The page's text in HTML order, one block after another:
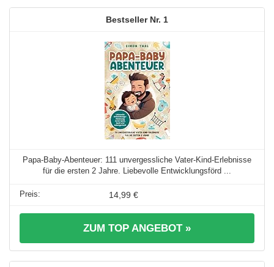
1
Papa-Baby-Abenteuer: 111 unvergessliche Vater-Kind-Erlebnisse
für die ersten 2 Jahre. Liebevolle Entwicklungsförd ...
14,99 €
ZUM TOP ANGEBOT »